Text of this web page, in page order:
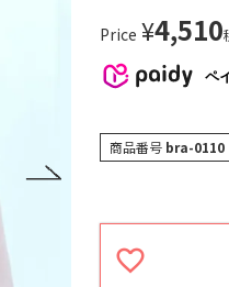
Price ¥4,510
ペ
商品番号 bra-0110